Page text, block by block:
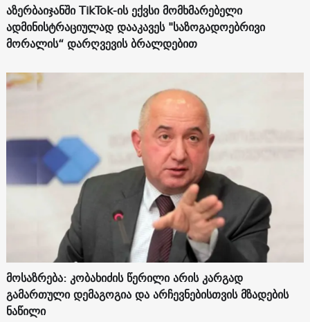
აზერბაიჯანში TikTok-ის ექვსი მომხმარებელი
ადმინისტრაციულად დააკავეს "საზოგადოებრივი
მორალის“ დარღვევის ბრალდებით
მოსაზრება: კობახიძის წერილი არის კარგად
გამართული დემაგოგია და არჩევნებისთვის მზადების
ნაწილი